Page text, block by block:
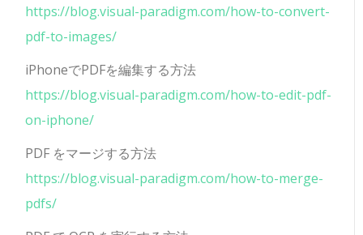
https://blog.visual-paradigm.com/how-to-convert-
pdf-to-images/
iPhoneでPDFを編集する方法
https://blog.visual-paradigm.com/how-to-edit-pdf-
on-iphone/
PDF をマージする方法
https://blog.visual-paradigm.com/how-to-merge-
pdfs/